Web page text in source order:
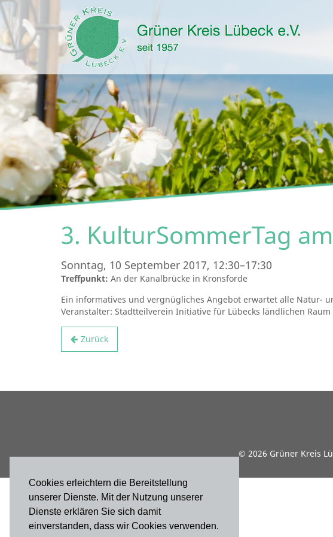
Cookies erleichtern die Bereitstellung
unserer Dienste. Mit der Nutzung unserer
Dienste erklären Sie sich damit
einverstanden, dass wir Cookies verwenden.
3. KulturSommerTag
Sonntag, 10 September 2017, 12:30–17:30
Treffpunkt: An der Kanalbrücke in Kronsforde
Ein informatives und vergnügliches Angebot erwartet alle Natur-
Veranstalter: Stadtteilverein Initiative für Lübecks ländlichen Raum
Zurück
© 2026 Grüner Kreis